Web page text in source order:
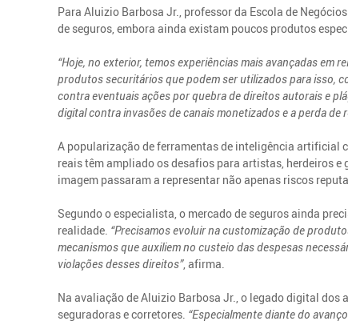
Para Aluizio Barbosa Jr., professor da Escola de
de seguros, embora ainda existam poucos produtos
“Hoje, no exterior, temos experiências mais avançadas em
produtos securitários que podem ser utilizados para isso,
contra eventuais ações por quebra de direitos autorais e
digital contra invasões de canais monetizados e a perda de
A popularização de ferramentas de inteligência artificial
reais têm ampliado os desafios para artistas, herdeiros e
imagem passaram a representar não apenas riscos
Segundo o especialista, o mercado de seguros ainda
realidade. “Precisamos evoluir na customização de
mecanismos que auxiliem no custeio das despesas
violações desses direitos”, afirma.
Na avaliação de Aluizio Barbosa Jr., o legado digital
seguradoras e corretores. “Especialmente diante do